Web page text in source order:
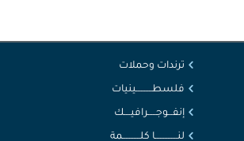
ترندات وحملات
فلسطــــــــــينيات
إنفـــوجـــــرافيــــك
لنــــــــــــــا كلـــــــــــمة